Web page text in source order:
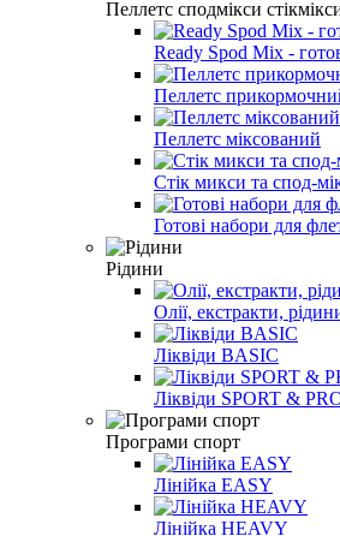
Пеллетс сподмікси
Ready Spod Mix -
Пеллетс
Пеллетс міксований
Стік микси та спод-
Готові набори для
Рідини
Олії, екстракти,
Ліквіди BASIC
Ліквіди SPORT &
Програми спорт
Лінійка EASY
Лінійка HEAVY